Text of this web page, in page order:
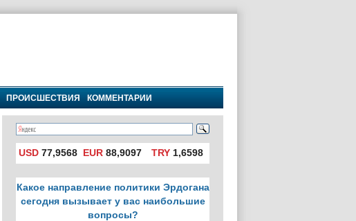
ПРОИСШЕСТВИЯ КОММЕНТАРИИ
USD 77,9568 EUR 88,9097 TRY1,6598
Какое направление политики Эрдогана
сегодня вызывает у вас наибольшие
вопросы?